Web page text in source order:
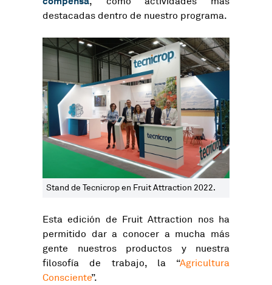
destacadas dentro de nuestro programa.
Stand de Tecnicrop en Fruit Attraction 2022.
Esta edición de Fruit Attraction nos ha
permitido dar a conocer a mucha más
gente nuestros productos y nuestra
filosofía de trabajo, la “Agricultura
Consciente”.